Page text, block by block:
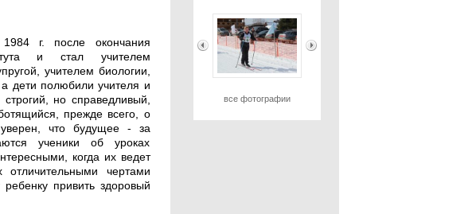
г. после окончания
и стал учителем
учителем биологии,
а дети полюбили учителя и
но справедливый,
прежде всего, о
что будущее - за
ученики об уроках
когда их ведет
чертами
привить здоровый
все фотографии